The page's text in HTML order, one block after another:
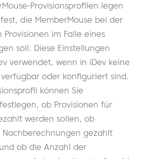
Provisionsprofilen legen
die MemberMouse bei der
Provisionen im Falle eines
soll. Diese Einstellungen
verwendet, wenn in iDev keine
oder konfiguriert sind.
können Sie
ob Provisionen für
werden sollen, ob
Nachberechnungen gezahlt
ob die Anzahl der